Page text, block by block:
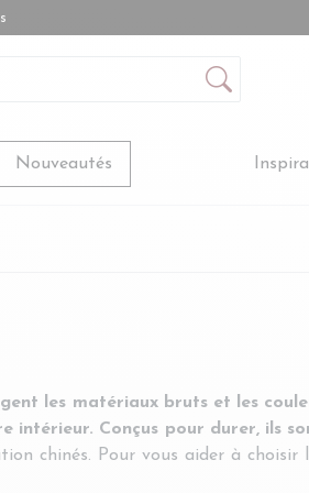
Nouveautés
les matériaux bruts et les
intérieur. Conçus pour durer, ils
chinés. Pour vous aider à